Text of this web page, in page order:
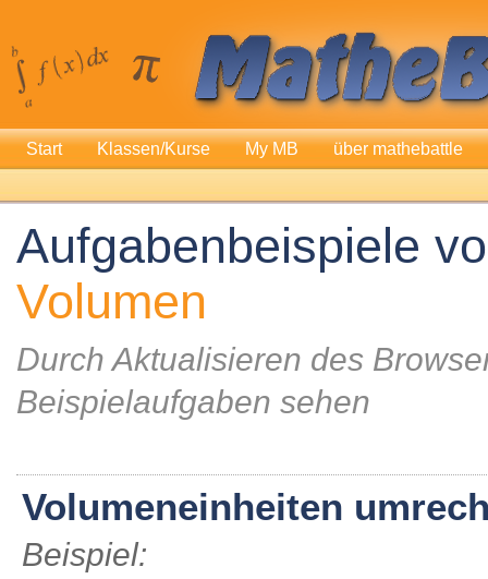
Start Klassen/Kurse My MB über mathebattle
Aufgabenbeispiele
Volumen
Durch Aktualisieren des
Beispielaufgaben sehen
Volumeneinheiten
Beispiel: